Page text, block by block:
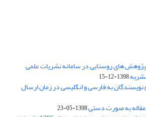
های روستایی در سامانه نشریات علمی
1398-12-15
به فارسی و انگلیسی در زمان ارسال
به صورت دستی1398-05-23